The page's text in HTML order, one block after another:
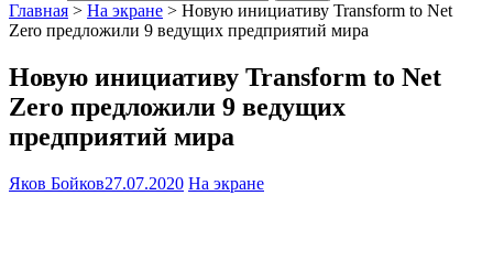
Главная > На экране > Новую инициативу Transform to Net
Zero предложили 9 ведущих предприятий мира
Новую инициативу Transform to Net
Zero предложили 9 ведущих
предприятий мира
Яков Бойков27.07.2020 На экране